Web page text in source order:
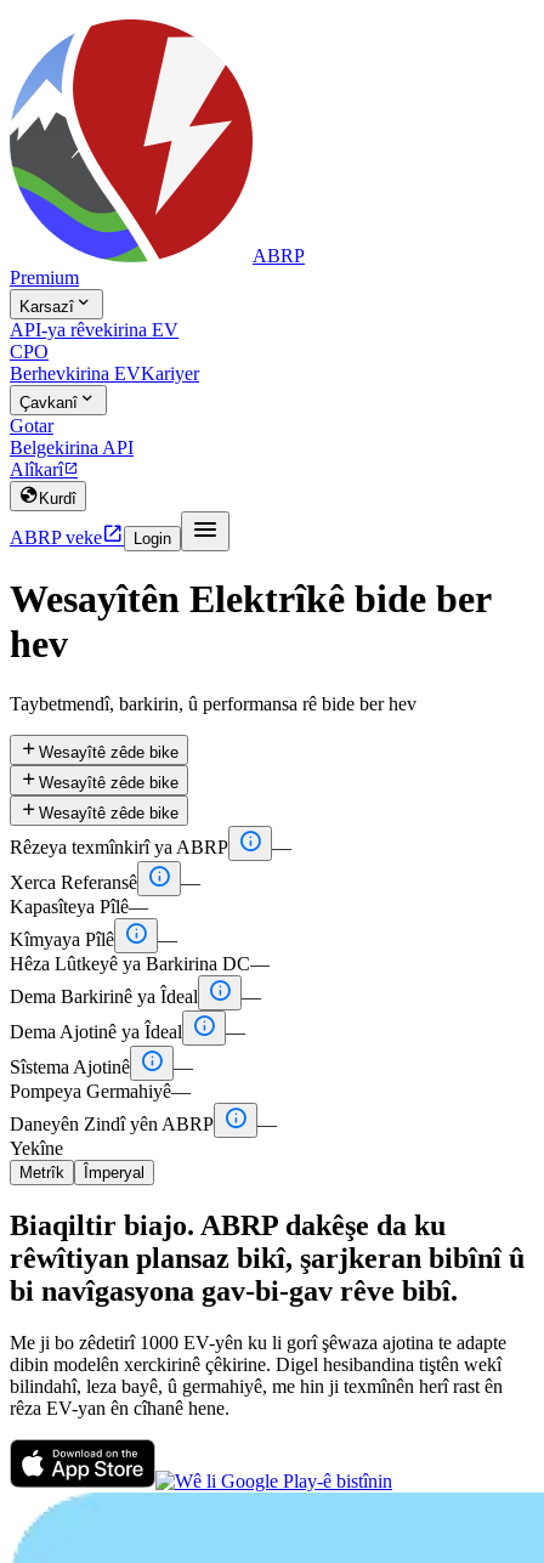
ABRP
Premium
Karsazî 
API-ya rêvekirina EV
CPO
Berhevkirina EVKariyer
Çavkanî 
Gotar
Belgekirina API
Alîkarî
 Kurdî
ABRP veke Login 
Wesayîtên Elektrîkê bide ber
hev
Taybetmendî, barkirin, û performansa rê bide ber hev
 Wesayîtê zêde bike
 Wesayîtê zêde bike
 Wesayîtê zêde bike
Rêzeya texmînkirî ya ABRP  —
Xerca Referansê  —
Kapasîteya Pîlê—
Kîmyaya Pîlê  —
Hêza Lûtkeyê ya Barkirina DC—
Dema Barkirinê ya Îdeal
 —
Dema Ajotinê ya Îdeal
 —
Sîstema Ajotinê  —
Pompeya Germahiyê—
Daneyên Zindî yên ABRP  —
Yekîne
Metrîk Împeryal
Biaqiltir biajo. ABRP dakêşe da ku
rêwîtiyan plansaz bikî, şarjkeran bibînî û
bi navîgasyona gav-bi-gav rêve bibî.
Me ji bo zêdetirî 1000 EV-yên ku li gorî şêwaza ajotina te adapte
dibin modelên xerckirinê çêkirine. Digel hesibandina tiştên wekî
bilindahî, leza bayê, û germahiyê, me hin ji texmînên herî rast ên
rêza EV-yan ên cîhanê hene.